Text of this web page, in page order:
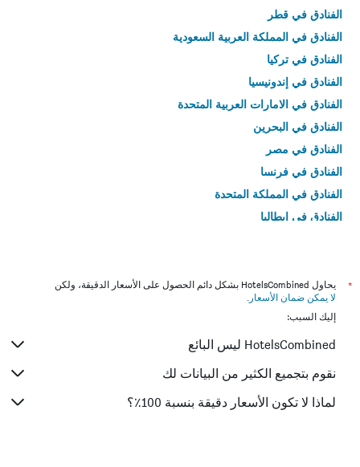
الفنادق في قطر
الفنادق في المملكة العربية السعودية
الفنادق في تركيا
الفنادق في إندونيسيا
الفنادق في الامارات العربية المتحدة
الفنادق في البحرين
الفنادق في مصر
الفنادق في فرنسا
الفنادق في المملكة المتحدة
الفنادق في إيطاليا
*
يحاول HotelsCombined بشكل دائم الحصول على الأسعار الدقيقة، ولكن
لا يمكن ضمان الأسعار .
إليك السبب:
HotelsCombined ليس البائع
نقوم بتجميع الكثير من البيانات لك
لماذا لا تكون الأسعار دقيقة بنسبة 100٪؟